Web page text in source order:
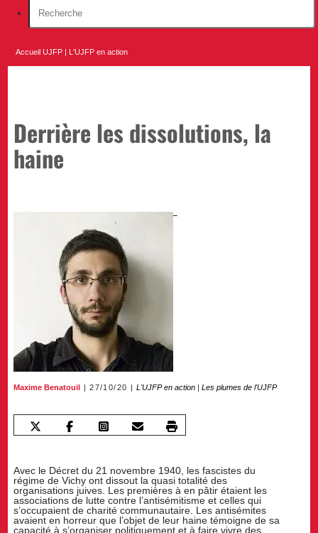
Accueil UJFP L'UJFP en action
Derrière les dissolutions, la
haine
Maxime Benatouil 27/10/20 L'UJFP en action |Les plumes de l'UJFP
Avec le Décret du 21 novembre 1940, les fascistes du
régime de Vichy ont dissout la quasi totalité des
organisations juives. Les premières à en pâtir étaient les
associations de lutte contre l’antisémitisme et celles qui
s’occupaient de charité communautaire. Les antisémites
avaient en horreur que l’objet de leur haine témoigne de sa
capacité à s’organiser politiquement et à faire vivre des